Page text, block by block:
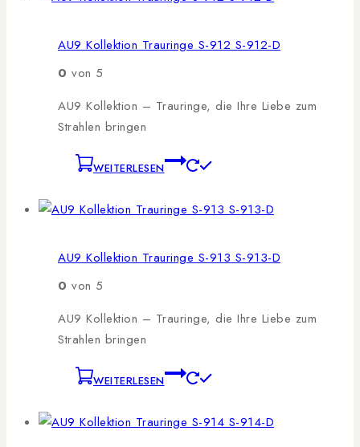
AU9 Kollektion Trauringe S-912 S-912-D
0 von 5
AU9 Kollektion – Trauringe, die Ihre Liebe zum
Strahlen bringen
WEITERLESEN
AU9 Kollektion Trauringe S-913 S-913-D
0 von 5
AU9 Kollektion – Trauringe, die Ihre Liebe zum
Strahlen bringen
WEITERLESEN